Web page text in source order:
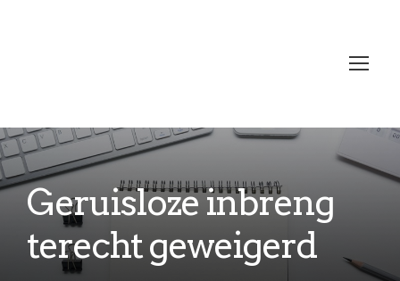
Geruisloze inbreng
terecht geweigerd